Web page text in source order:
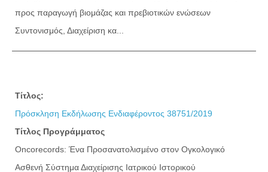
προς παραγωγή βιομάζας και πρεβιοτικών ενώσεων
Συντονισμός, Διαχείριση κα...
Τίτλος:
Πρόσκληση Εκδήλωσης Ενδιαφέροντος 38751/2019
Τίτλος Προγράμματος
Oncorecords: Ένα Προσανατολισμένο στον Ογκολογικό
Ασθενή Σύστημα Διαχείρισης Ιατρικού Ιστορικού